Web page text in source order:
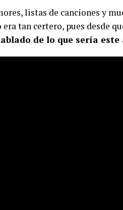
listas de canciones y
tan certero, pues desde
de lo que sería